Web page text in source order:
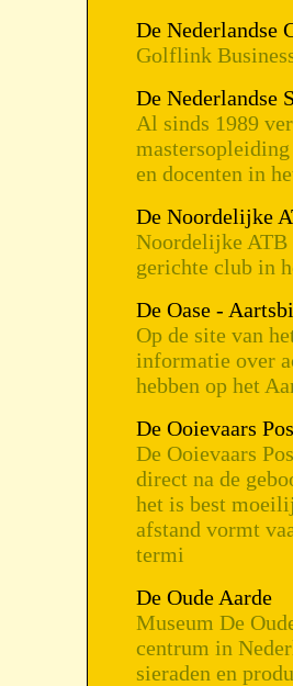
De Nederlandse
Golflink
De Nederlandse
Al sinds 1989
en docenten in
De Noordelijke
Noordelijke ATB
gerichte club in
De Oase -
Op de site van
informatie over
hebben op het
De Ooievaars
De Ooievaars
direct na de
het is best
afstand vormt
termi
De Oude Aarde
Museum De
centrum in
sieraden en